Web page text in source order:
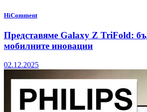
HiComment
Представяме Galaxy Z TriFold:
мобилните иновации
02.12.2025